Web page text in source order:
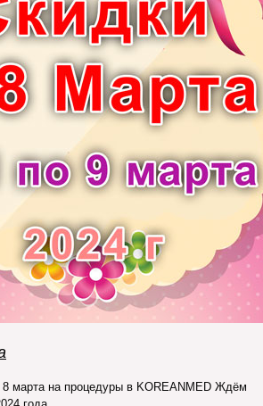
8 марта на процедуры в KOREANMED Ждём